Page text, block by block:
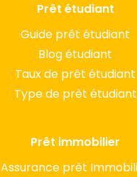
Prêt étudiant
Guide prêt étudiant
Blog étudiant
Taux de prêt étudiant
Type de prêt étudiant
Prêt immobilier
Assurance prêt